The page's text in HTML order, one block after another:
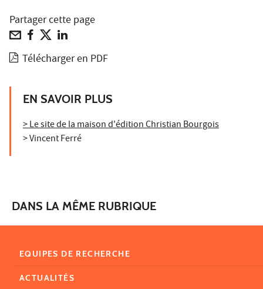
Partager cette page
Télécharger en PDF
EN SAVOIR PLUS
> Le site de la maison d'édition Christian Bourgois
> Vincent Ferré
DANS LA MÊME RUBRIQUE
EQUIPES DE RECHERCHE
ACTUALITÉS